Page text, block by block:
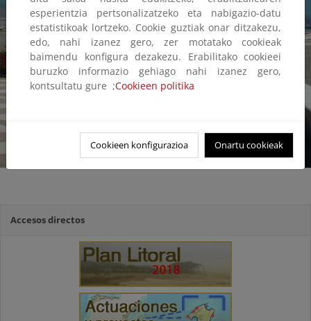
Accesos directos
esperientzia pertsonalizatzeko eta nabigazio-datu
estatistikoak lortzeko. Cookie guztiak onar ditzakezu,
edo, nahi izanez gero, zer motatako cookieak
baimendu konfigura dezakezu. Erabilitako cookieei
buruzko informazio gehiago nahi izanez gero,
kontsultatu gure ;Cookieen politika
Cookieen konfigurazioa Onartu cookieak